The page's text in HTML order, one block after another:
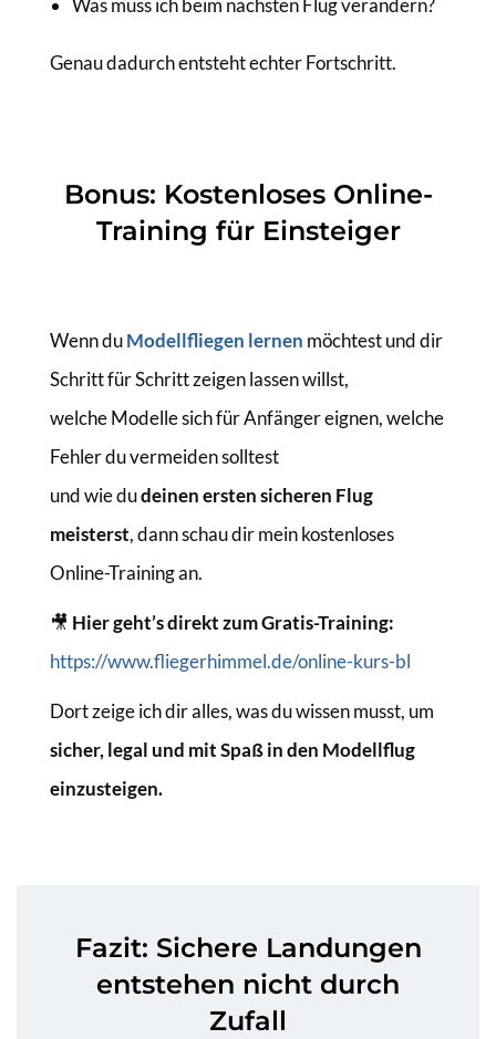
Was muss ich beim nächsten Flug verändern?
Genau dadurch entsteht echter Fortschritt.
Bonus: Kostenloses Online-
Training für Einsteiger
Wenn duModellfliegen lernen möchtest und dir
Schritt für Schritt zeigen lassen willst,
welche Modelle sich für Anfänger eignen, welche
Fehler du vermeiden solltest
und wie dudeinen ersten sicheren Flug
meisterst, dann schau dir mein kostenloses
Online-Training an.
🎥 Hier geht’s direkt zum Gratis-Training:
https://www.fliegerhimmel.de/online-kurs-bl
Dort zeige ich dir alles, was du wissen musst, um
sicher, legal und mit Spaß in den Modellflug
einzusteigen.
Fazit: Sichere Landungen
entstehen nicht durch
Zufall